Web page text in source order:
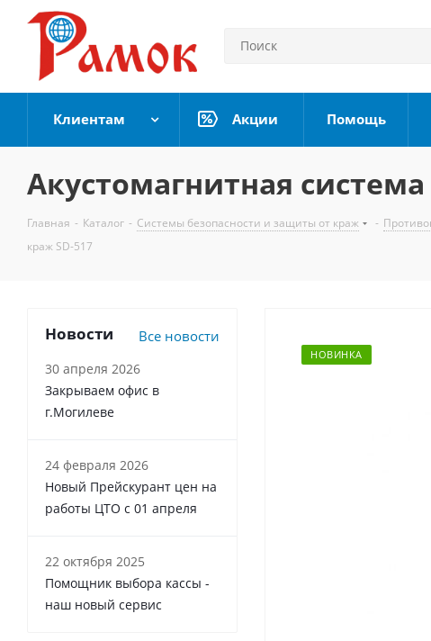
Клиентам Акции Помощь
Акустомагнитная
Главная - Каталог - Системы безопасности и защиты от краж -
краж SD-517
НОВИНКА
Новости Все новости
30 апреля 2026
Закрываем офис в
г.Могилеве
24 февраля 2026
Новый Прейскурант цен на
работы ЦТО с 01 апреля
22 октября 2025
Помощник выбора кассы -
наш новый сервис